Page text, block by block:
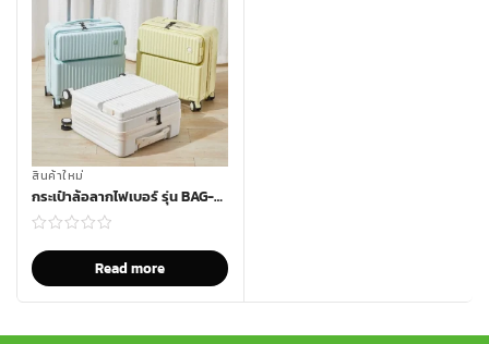
สินค้าใหม่
กระเป๋าล้อลากไฟเบอร์ รุ่น BAG-M02
Read more